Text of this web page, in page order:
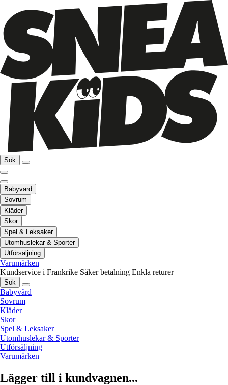
Sök
Babyvård
Sovrum
Kläder
Skor
Spel & Leksaker
Utomhuslekar & Sporter
Utförsäljning
Varumärken
Kundservice i Frankrike Säker betalning Enkla returer
Sök
Babyvård
Sovrum
Kläder
Skor
Spel & Leksaker
Utomhuslekar & Sporter
Utförsäljning
Varumärken
Lägger till i kundvagnen...